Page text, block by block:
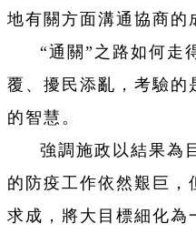
地有關方面溝通協商的
“通關”之路如何走
覆、擾民添亂，考驗的
的智慧。
強調施政以結果為
的防疫工作依然艱巨，
求成，將大目標細化為